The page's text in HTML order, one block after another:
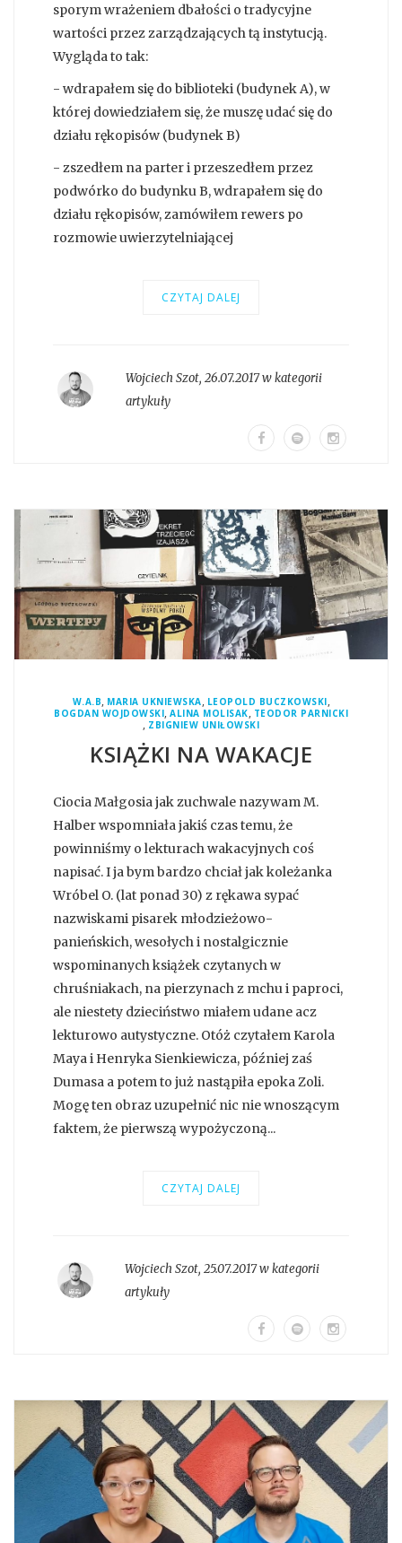
sporym wrażeniem dbałości o tradycyjne
wartości przez zarządzających tą instytucją.
Wygląda to tak:
- wdrapałem się do biblioteki (budynek A), w
której dowiedziałem się, że muszę udać się do
działu rękopisów (budynek B)
- zszedłem na parter i przeszedłem przez
podwórko do budynku B, wdrapałem się do
działu rękopisów, zamówiłem rewers po
rozmowie uwierzytelniającej
CZYTAJ DALEJ
Wojciech Szot, 26.07.2017 w kategorii
artykuły
W.A.B, MARIA UKNIEWSKA, LEOPOLD BUCZKOWSKI,
BOGDAN WOJDOWSKI, ALINA MOLISAK, TEODOR PARNICKI
, ZBIGNIEW UNIŁOWSKI
KSIĄŻKI NA WAKACJE
Ciocia Małgosia jak zuchwale nazywam M.
Halber wspomniała jakiś czas temu, że
powinniśmy o lekturach wakacyjnych coś
napisać. I ja bym bardzo chciał jak koleżanka
Wróbel O. (lat ponad 30) z rękawa sypać
nazwiskami pisarek młodzieżowo-
panieńskich, wesołych i nostalgicznie
wspominanych książek czytanych w
chruśniakach, na pierzynach z mchu i paproci,
ale niestety dzieciństwo miałem udane acz
lekturowo autystyczne. Otóż czytałem Karola
Maya i Henryka Sienkiewicza, później zaś
Dumasa a potem to już nastąpiła epoka Zoli.
Mogę ten obraz uzupełnić nic nie wnoszącym
faktem, że pierwszą wypożyczoną...
CZYTAJ DALEJ
Wojciech Szot, 25.07.2017 w kategorii
artykuły